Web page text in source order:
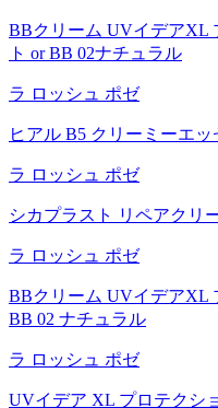
BBクリーム UVイデアXL
ト or BB 02ナチュラル
ラ ロッシュ ポゼ
ヒアル B5 クリーミーエッ
ラ ロッシュ ポゼ
シカプラスト リペアクリ
ラ ロッシュ ポゼ
BBクリーム UVイデアXL
BB 02 ナチュラル
ラ ロッシュ ポゼ
UVイデア XL プロテクシ